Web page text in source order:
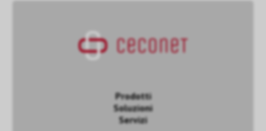
Prodotti
Soluzioni
Servizi